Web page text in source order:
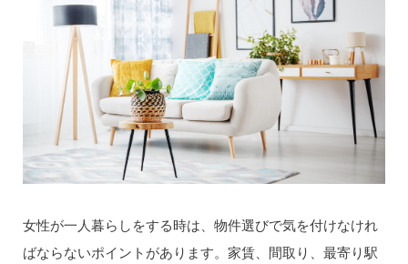
女性が一人暮らしをする時は、物件選びで気を付けなけれ
ばならないポイントがあります。家賃、間取り、最寄り駅